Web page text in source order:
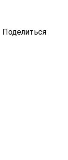
Поделиться